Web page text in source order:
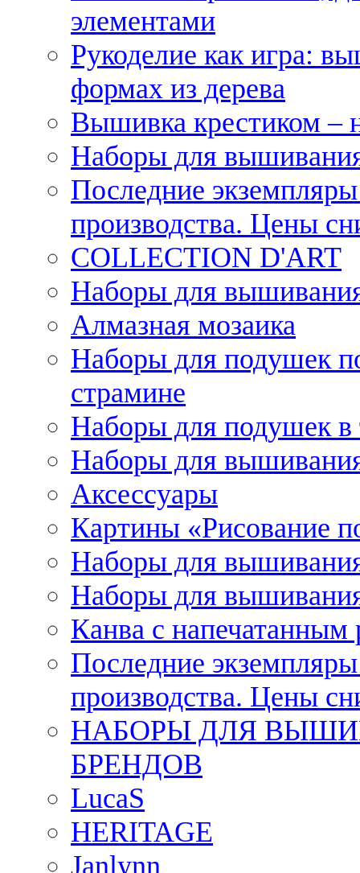
элементами
Рукоделие как игра:
формах из дерева
Вышивка крестиком –
Наборы для
Последние
производства. Цены
COLLECTION D'ART
Наборы для
Алмазная мозаика
Наборы для подушек
страмине
Наборы для подушек в
Наборы для
Аксессуары
Картины «Рисование
Наборы для
Наборы для
Канва с напечатанным
Последние
производства. Цены
НАБОРЫ ДЛЯ
БРЕНДОВ
LucaS
HERITAGE
Janlynn